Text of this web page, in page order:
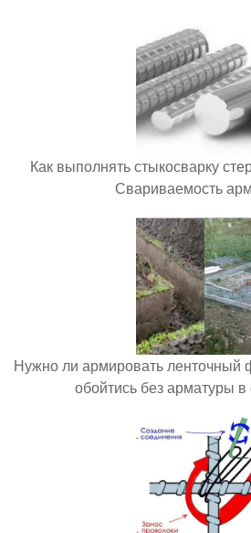
Как выполнять стыкосварку
Свариваемость
Нужно ли армировать
обойтись без арматуры